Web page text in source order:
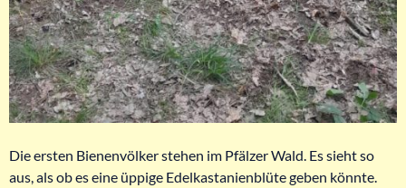
Die ersten Bienenvölker stehen im Pfälzer Wald. Es sieht so
aus, als ob es eine üppige Edelkastanienblüte geben könnte.